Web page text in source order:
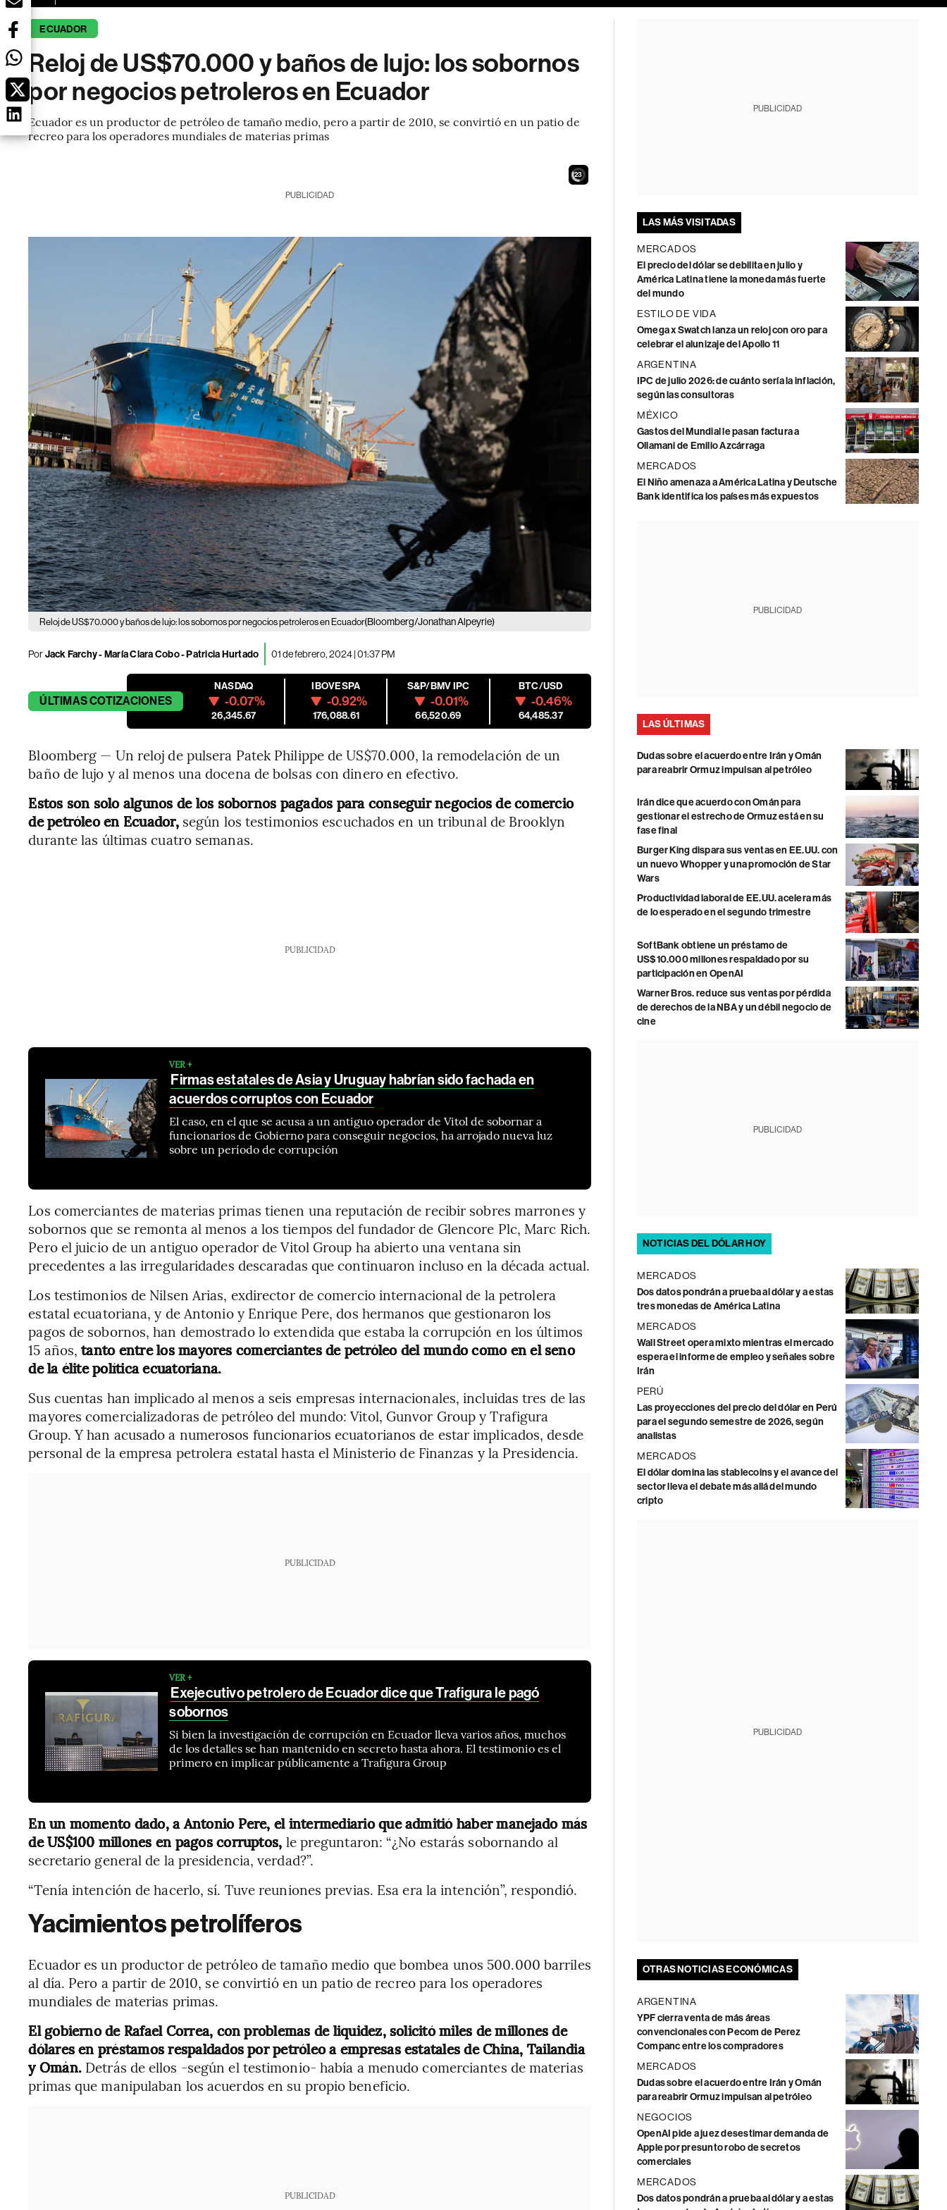
ECUADOR
Reloj de US$70.000 y baños de lujo: los sobornos
por negocios petroleros en Ecuador
Ecuador es un productor de petróleo de tamaño medio, pero a partir de 2010, se convirtió en un patio de
recreo para los operadores mundiales de materias primas
21
PUBLICIDAD
Reloj de US$70.000 y baños de lujo: los sobornos por negocios petroleros en Ecuador(Bloomberg/Jonathan Alpeyrie)
PorJack Farchy - María Clara Cobo - Patricia Hurtado 01 de febrero, 2024 | 01:37 PM
ÚLTIMASCOTIZACIONES
NASDAQ
-0.07%
26,345.67
IBOVESPA
-0.92%
176,088.61
S&P/BMV IPC
-0.01%
66,520.69
BTC/USD
-0.46%
64,485.37
Bloomberg — Un reloj de pulsera Patek Philippe de US$70.000, la remodelación de un
baño de lujo y al menos una docena de bolsas con dinero en efectivo.
Estos son solo algunos de los sobornos pagados para conseguir negocios de comercio
de petróleo en Ecuador, según los testimonios escuchados en un tribunal de Brooklyn
durante las últimas cuatro semanas.
PUBLICIDAD
VER +
Firmas estatales de Asia y Uruguay habrían sido fachada en
acuerdos corruptos con Ecuador
El caso, en el que se acusa a un antiguo operador de Vitol de sobornar a
funcionarios de Gobierno para conseguir negocios, ha arrojado nueva luz
sobre un período de corrupción
Los comerciantes de materias primas tienen una reputación de recibir sobres marrones y
sobornos que se remonta al menos a los tiempos del fundador de Glencore Plc, Marc Rich.
Pero el juicio de un antiguo operador de Vitol Group ha abierto una ventana sin
precedentes a las irregularidades descaradas que continuaron incluso en la década actual.
Los testimonios de Nilsen Arias, exdirector de comercio internacional de la petrolera
estatal ecuatoriana, y de Antonio y Enrique Pere, dos hermanos que gestionaron los
pagos de sobornos, han demostrado lo extendida que estaba la corrupción en los últimos
15 años,tanto entre los mayores comerciantes de petróleo del mundo como en el seno
de la élite política ecuatoriana.
Sus cuentas han implicado al menos a seis empresas internacionales, incluidas tres de las
mayores comercializadoras de petróleo del mundo: Vitol, Gunvor Group y Trafigura
Group. Y han acusado a numerosos funcionarios ecuatorianos de estar implicados, desde
personal de la empresa petrolera estatal hasta el Ministerio de Finanzas y la Presidencia.
PUBLICIDAD
VER +
Exejecutivo petrolero de Ecuador dice que Trafigura le pagó
sobornos
Si bien la investigación de corrupción en Ecuador lleva varios años, muchos
de los detalles se han mantenido en secreto hasta ahora. El testimonio es el
primero en implicar públicamente a Trafigura Group
En un momento dado, a Antonio Pere, el intermediario que admitió haber manejado más
de US$100 millones en pagos corruptos, le preguntaron: “¿No estarás sobornando al
secretario general de la presidencia, verdad?”.
“Tenía intención de hacerlo, sí. Tuve reuniones previas. Esa era la intención”, respondió.
Yacimientos petrolíferos
Ecuador es un productor de petróleo de tamaño medio que bombea unos 500.000 barriles
al día. Pero a partir de 2010, se convirtió en un patio de recreo para los operadores
mundiales de materias primas.
El gobierno de Rafael Correa, con problemas de liquidez, solicitó miles de millones de
dólares en préstamos respaldados por petróleo a empresas estatales de China, Tailandia
y Omán. Detrás de ellos -según el testimonio- había a menudo comerciantes de materias
primas que manipulaban los acuerdos en su propio beneficio.
PUBLICIDAD
PUBLICIDAD
LAS MÁS VISITADAS
MERCADOS
El precio del dólar se debilita en julio y
América Latina tiene la moneda más fuerte
del mundo
ESTILO DE VIDA
Omega x Swatch lanza un reloj con oro para
celebrar el alunizaje del Apollo 11
ARGENTINA
IPC de julio 2026: de cuánto sería la inflación,
según las consultoras
MÉXICO
Gastos del Mundial le pasan factura a
Ollamani de Emilio Azcárraga
MERCADOS
El Niño amenaza a América Latina y Deutsche
Bank identifica los países más expuestos
PUBLICIDAD
LAS ÚLTIMAS
Dudas sobre el acuerdo entre Irán y Omán
para reabrir Ormuz impulsan al petróleo
Irán dice que acuerdo con Omán para
gestionar el estrecho de Ormuz está en su
fase final
Burger King dispara sus ventas en EE.UU. con
un nuevo Whopper y una promoción de Star
Wars
Productividad laboral de EE.UU. acelera más
de lo esperado en el segundo trimestre
SoftBank obtiene un préstamo de
US$10.000 millones respaldado por su
participación en OpenAI
Warner Bros. reduce sus ventas por pérdida
de derechos de la NBA y un débil negocio de
cine
PUBLICIDAD
NOTICIAS DEL DÓLAR HOY
MERCADOS
Dos datos pondrán a prueba al dólar y a estas
tres monedas de América Latina
MERCADOS
Wall Street opera mixto mientras el mercado
espera el informe de empleo y señales sobre
Irán
PERÚ
Las proyecciones del precio del dólar en Perú
para el segundo semestre de 2026, según
analistas
MERCADOS
El dólar domina las stablecoins y el avance del
sector lleva el debate más allá del mundo
cripto
PUBLICIDAD
OTRAS NOTICIAS ECONÓMICAS
ARGENTINA
YPF cierra venta de más áreas
convencionales con Pecom de Perez
Companc entre los compradores
MERCADOS
Dudas sobre el acuerdo entre Irán y Omán
para reabrir Ormuz impulsan al petróleo
NEGOCIOS
OpenAI pide a juez desestimar demanda de
Apple por presunto robo de secretos
comerciales
MERCADOS
Dos datos pondrán a prueba al dólar y a estas